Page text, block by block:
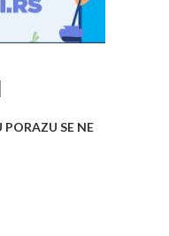
PORAZU SE NE